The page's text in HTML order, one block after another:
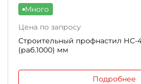
Много
Цена по запросу
Строительный профнастил НС-
(раб.1000) мм
Подробнее